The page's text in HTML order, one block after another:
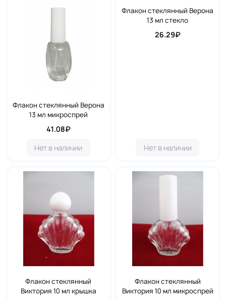
Флакон стеклянный Верона
13 мл микроспрей
41.08₽
Нет в наличии
Флакон стеклянный Верона
13 мл стекло
26.29₽
Нет в наличии
Флакон стеклянный
Виктория 10 мл крышка
Флакон стеклянный
Виктория 10 мл микроспрей